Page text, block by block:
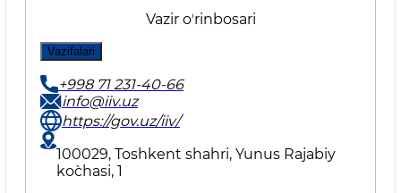
Vazir oʼrinbosari
Vazifalari
+998 71 231-40-66
info@iiv.uz
https://gov.uz/iiv/
100029, Toshkent shahri, Yunus Rаjаbiy
ko`chаsi, 1